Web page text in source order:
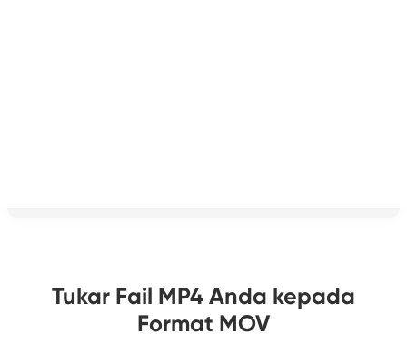
Tukar Fail MP4 Anda kepada
Format MOV